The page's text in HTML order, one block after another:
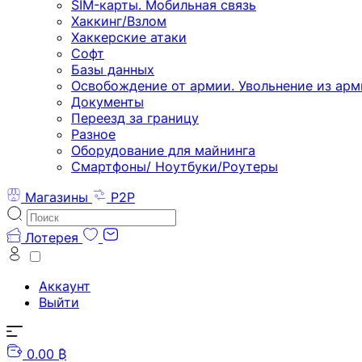
SIM-карты. Мобильная связь
Хаккинг/Взлом
Хаккерские атаки
Софт
Базы данных
Освобождение от армии. Увольнение из
Документы
Переезд за границу
Разное
Оборудование для майнинга
Смартфоны/ Ноутбуки/Роутеры
Магазины
P2P
Лотерея
Аккаунт
Выйти
0.00 ₿